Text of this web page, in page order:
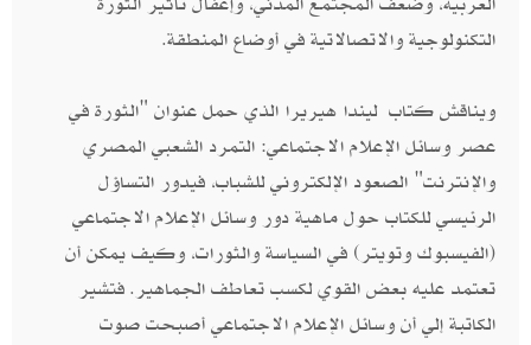
التكنولوجية والاتصالاتية في أوضاع المنطقة‮.‬
ويناقش كتاب‮ ‬ليندا هيريرا الذي حمل عنوان‮ "‬الثورة في
عصر وسائل الإعلام الاجتماعي‮: ‬التمرد الشعبي المصري
والإنترنت‮" ‬الصعود الإلكتروني للشباب، فيدور التساؤل
الرئيسي للكتاب حول ماهية دور وسائل الإعلام الاجتماعي‮
(‬الفيسبوك وتويتر‮) ‬في السياسة والثورات، وكيف يمكن أن
تعتمد عليه بعض القوي لكسب تعاطف الجماهير‮. ‬فتشير
الكاتبة إلي أن وسائل الإعلام الاجتماعي أصبحت صوت